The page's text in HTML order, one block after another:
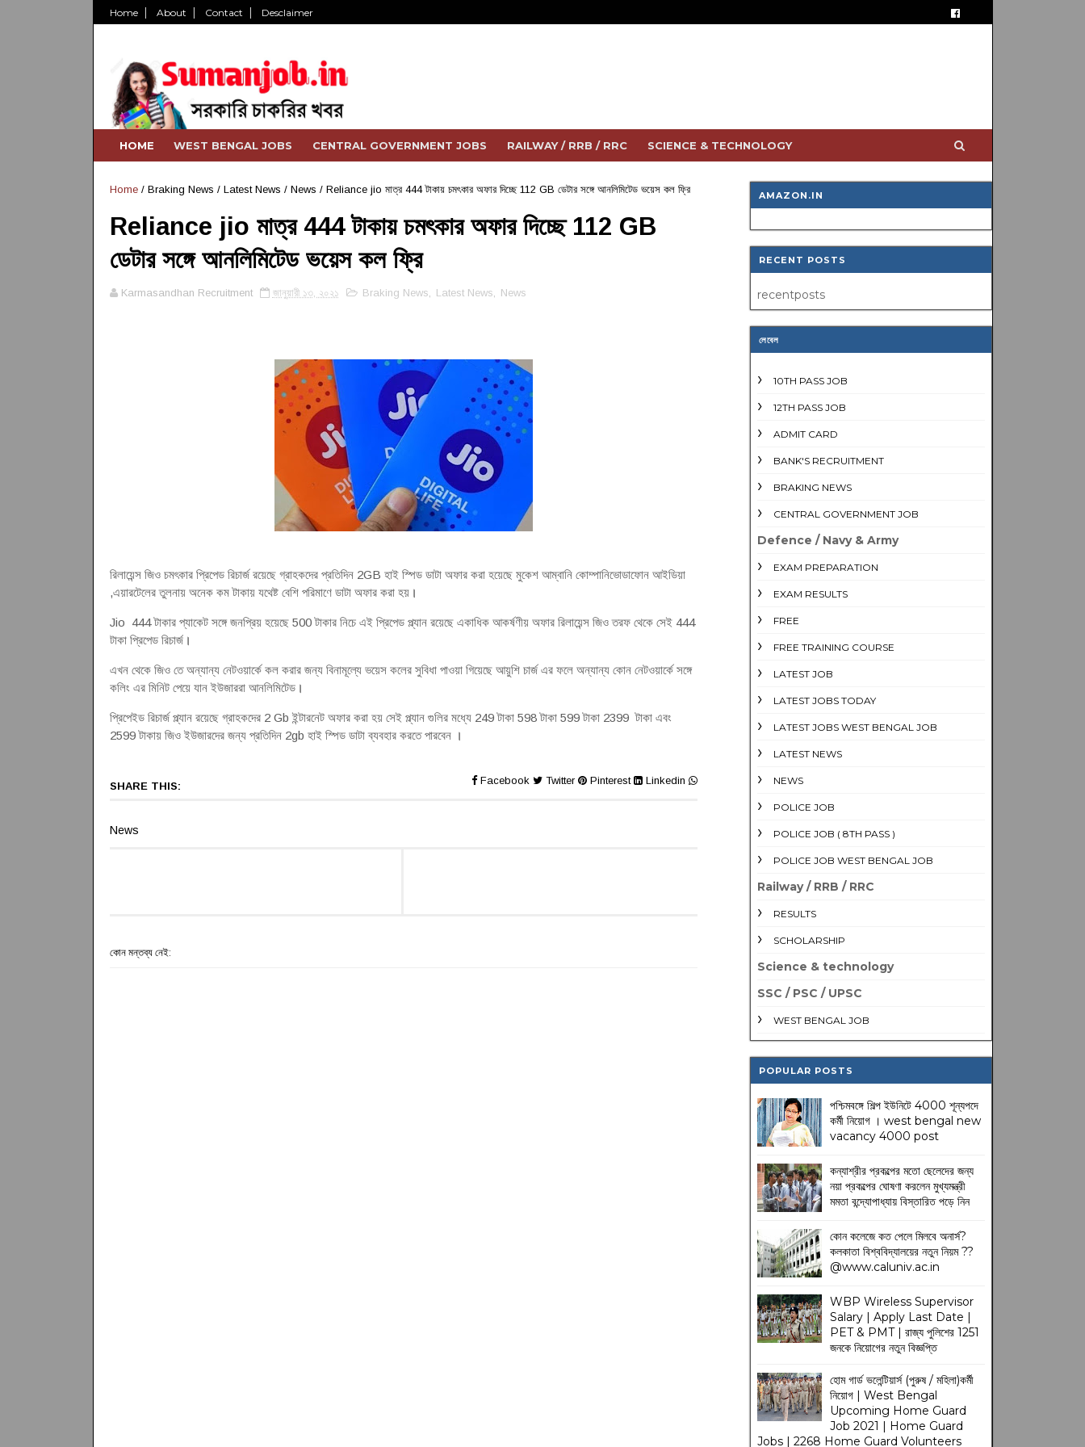
Home About Contact Desclaimer
HOME WEST BENGAL JOBS CENTRAL GOVERNMENT JOBS RAILWAY / RRB / RRC SCIENCE & TECHNOLOGY
Home/ Braking News / Latest News / News / Reliance jio মাত্র 444 টাকায় চমৎকার অফার দিচ্ছে 112 GB ডেটার সঙ্গে আনলিমিটেড ভয়েস কল ফ্রি
Reliance jio মাত্র 444 টাকায় চমৎকার অফার দিচ্ছে 112 GB
ডেটার সঙ্গে আনলিমিটেড ভয়েস কল ফ্রি
Karmasandhan Recruitment জানুয়ারী ১৩, ২০২১ Braking News, Latest News, News
রিলায়েন্স জিও চমৎকার প্রিপেড রিচার্জ রয়েছে গ্রাহকদের প্রতিদিন 2GB হাই স্পিড ডাটা অফার করা হয়েছে মুকেশ আম্বানি কোম্পানিভোডাফোন আইডিয়া
,এয়ারটেলের তুলনায় অনেক কম টাকায় যথেষ্ট বেশি পরিমাণে ডাটা অফার করা হয়।
Jio 444 টাকার প্যাকেট সঙ্গে জনপ্রিয় হয়েছে 500 টাকার নিচে এই প্রিপেড প্ল্যান রয়েছে একাধিক আকর্ষণীয় অফার রিলায়েন্স জিও তরফ থেকে সেই 444
টাকা প্রিপেড রিচার্জ।
এখন থেকে জিও তে অন্যান্য নেটওয়ার্কে কল করার জন্য বিনামূল্যে ভয়েস কলের সুবিধা পাওয়া গিয়েছে আয়ুশি চার্জ এর ফলে অন্যান্য কোন নেটওয়ার্কে সঙ্গে
কলিং এর মিনিট পেয়ে যান ইউজাররা আনলিমিটেড।
প্রিপেইড রিচার্জ প্ল্যান রয়েছে গ্রাহকদের 2 Gb ইন্টারনেট অফার করা হয় সেই প্ল্যান গুলির মধ্যে 249 টাকা 598 টাকা 599 টাকা 2399 টাকা এবং
2599 টাকায় জিও ইউজারদের জন্য প্রতিদিন 2gb হাই স্পিড ডাটা ব্যবহার করতে পারবেন ।
SHARE THIS: Facebook Twitter Pinterest Linkedin
News
কোন মন্তব্য নেই:
AMAZON.IN
RECENT POSTS
recentposts
লেবেল
10TH PASS JOB
12TH PASS JOB
ADMIT CARD
BANK'S RECRUITMENT
BRAKING NEWS
CENTRAL GOVERNMENT JOB
Defence / Navy & Army
EXAM PREPARATION
EXAM RESULTS
FREE
FREE TRAINING COURSE
LATEST JOB
LATEST JOBS TODAY
LATEST JOBS WEST BENGAL JOB
LATEST NEWS
NEWS
POLICE JOB
POLICE JOB ( 8TH PASS )
POLICE JOB WEST BENGAL JOB
Railway / RRB / RRC
RESULTS
SCHOLARSHIP
Science & technology
SSC / PSC / UPSC
WEST BENGAL JOB
POPULAR POSTS
পশ্চিমবঙ্গে শিল্প ইউনিটে 4000 শূন্যপদে
কর্মী নিয়োগ । west bengal new
vacancy 4000 post
কন্যাশ্রীর প্রকল্পের মতো ছেলেদের জন্য
নয়া প্রকল্পের ঘোষণা করলেন মুখ্যমন্ত্রী
মমতা বন্দ্যোপাধ্যায় বিস্তারিত পড়ে নিন
কোন কলেজে কত পেলে মিলবে অনার্স?
কলকাতা বিশ্ববিদ্যালয়ের নতুন নিয়ম??
@www.caluniv.ac.in
WBP Wireless Supervisor
Salary | Apply Last Date |
PET & PMT | রাজ্য পুলিশের 1251
জনকে নিয়োগের নতুন বিজ্ঞপ্তি
হোম গার্ড ভলেন্টিয়ার্স (পুরুষ / মহিলা)কর্মী
নিয়োগ | West Bengal
Upcoming Home Guard
Job 2021 | Home Guard
Jobs | 2268 Home Guard Volunteers